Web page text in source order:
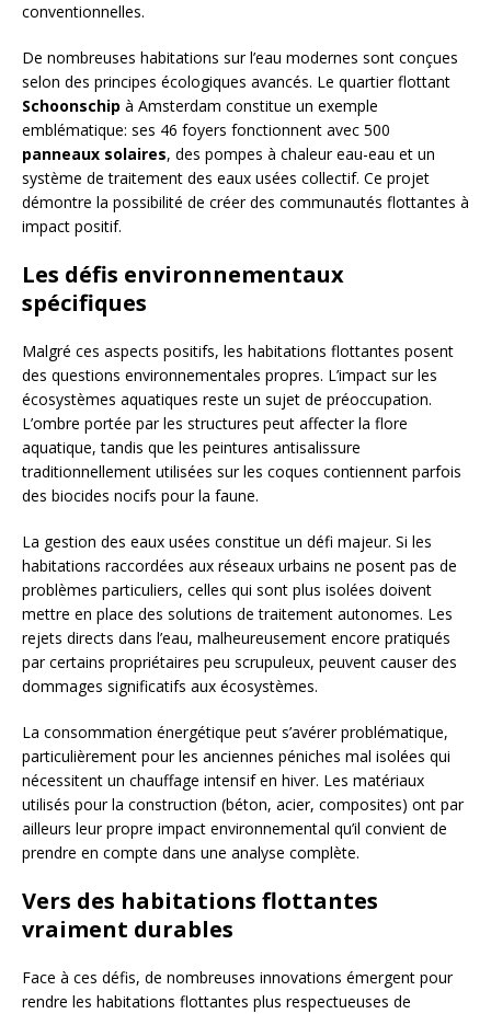
conventionnelles.
De nombreuses habitations sur l’eau modernes sont conçues
selon des principes écologiques avancés. Le quartier flottant
Schoonschip à Amsterdam constitue un exemple
emblématique: ses 46 foyers fonctionnent avec 500
panneaux solaires, des pompes à chaleur eau-eau et un
système de traitement des eaux usées collectif. Ce projet
démontre la possibilité de créer des communautés flottantes à
impact positif.
Les défis environnementaux
spécifiques
Malgré ces aspects positifs, les habitations flottantes posent
des questions environnementales propres. L’impact sur les
écosystèmes aquatiques reste un sujet de préoccupation.
L’ombre portée par les structures peut affecter la flore
aquatique, tandis que les peintures antisalissure
traditionnellement utilisées sur les coques contiennent parfois
des biocides nocifs pour la faune.
La gestion des eaux usées constitue un défi majeur. Si les
habitations raccordées aux réseaux urbains ne posent pas de
problèmes particuliers, celles qui sont plus isolées doivent
mettre en place des solutions de traitement autonomes. Les
rejets directs dans l’eau, malheureusement encore pratiqués
par certains propriétaires peu scrupuleux, peuvent causer des
dommages significatifs aux écosystèmes.
La consommation énergétique peut s’avérer problématique,
particulièrement pour les anciennes péniches mal isolées qui
nécessitent un chauffage intensif en hiver. Les matériaux
utilisés pour la construction (béton, acier, composites) ont par
ailleurs leur propre impact environnemental qu’il convient de
prendre en compte dans une analyse complète.
Vers des habitations flottantes
vraiment durables
Face à ces défis, de nombreuses innovations émergent pour
rendre les habitations flottantes plus respectueuses de